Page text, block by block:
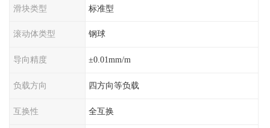
滑块类型 标准型
滚动体类型 钢球
导向精度 ±0.01mm/m
负载方向 四方向等负载
互换性 全互换